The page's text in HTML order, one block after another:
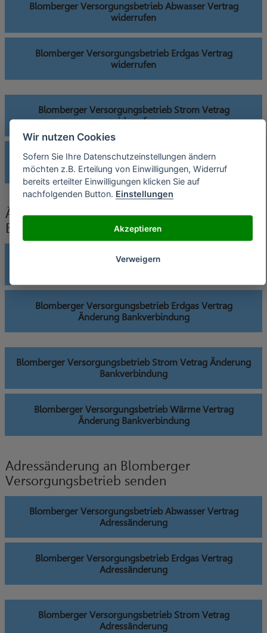
Blomberger Versorgungsbetrieb Abwasser Vertrag
widerrufen
Blomberger Versorgungsbetrieb Erdgas Vertrag
widerrufen
Blomberger Versorgungsbetrieb Strom Vetrag
widerrufen
Blomberger Versorgungsbetrieb Wärme Vertrag
widerrufen
Änderung der Bankverbindung an
Blomberger Versorgungsbetrieb senden
Blomberger Versorgungsbetrieb Abwasser Vertrag
Blomberger Versorgungsbetrieb Erdgas Vertrag
Änderung Bankverbindung
Blomberger Versorgungsbetrieb Strom Vetrag Änderung
Bankverbindung
Blomberger Versorgungsbetrieb Wärme Vertrag
Änderung Bankverbindung
Adressänderung an Blomberger
Versorgungsbetrieb senden
Blomberger Versorgungsbetrieb Abwasser Vertrag
Adressänderung
Blomberger Versorgungsbetrieb Erdgas Vertrag
Adressänderung
Blomberger Versorgungsbetrieb Strom Vetrag
Adressänderung
Wir nutzen Cookies
Sofern Sie Ihre Datenschutzeinstellungen ändern
möchten z.B. Erteilung von Einwilligungen, Widerruf
bereits erteilter Einwilligungen klicken Sie auf
nachfolgenden Button. Einstellungen
Akzeptieren
Verweigern